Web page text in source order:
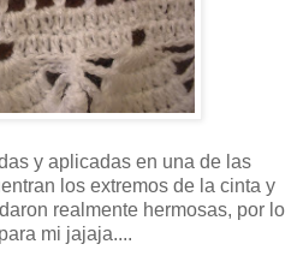
y aplicadas en una de las
los extremos de la cinta y
realmente hermosas, por lo
mi jajaja....